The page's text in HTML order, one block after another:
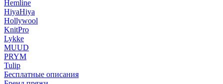
Hemline
HiyaHiya
Hollywool
KnitPro
Lykke
MUUD
PRYM
Tulip
Бесплатные описания